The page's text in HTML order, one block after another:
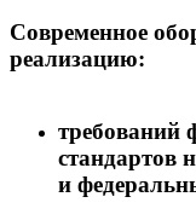
Современное
реализацию:
требований
стандартов
и